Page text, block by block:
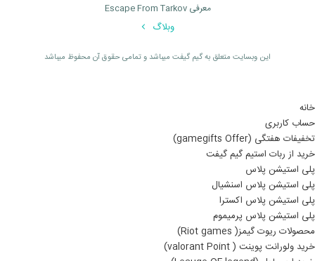
معرفی Escape From Tarkov
وبلاگ
اين وبسايت متعلق به گیم گیفت ميباشد و تمامی حقوق آن محفوظ ميباشد
خانه
حساب کاربری
تخفیفات هفتگی (gamegifts Offer)
خرید از ربات استیم گیم گیفت
پلی استیشن پلاس
پلی استیشن پلاس اسنشیال
پلی استیشن پلاس اکسترا
پلی استیشن پلاس پرمیموم
محصولات ریوت گیمز( Riot games)
خرید ولورانت پوینت ( valorant Point)